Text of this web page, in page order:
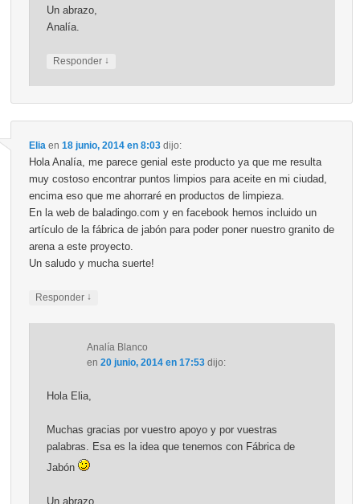
Un abrazo,
Analía.
Responder ↓
Eliaen 18 junio, 2014 en 8:03 dijo:
Hola Analía, me parece genial este producto ya que me resulta
muy costoso encontrar puntos limpios para aceite en mi ciudad,
encima eso que me ahorraré en productos de limpieza.
En la web de baladingo.com y en facebook hemos incluido un
artículo de la fábrica de jabón para poder poner nuestro granito de
arena a este proyecto.
Un saludo y mucha suerte!
Responder ↓
Analía Blanco
en 20 junio, 2014 en 17:53 dijo:
Hola Elia,
Muchas gracias por vuestro apoyo y por vuestras
palabras. Esa es la idea que tenemos con Fábrica de
Jabón
Un abrazo,